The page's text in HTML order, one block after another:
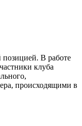
В работе
клуба
происходящими в